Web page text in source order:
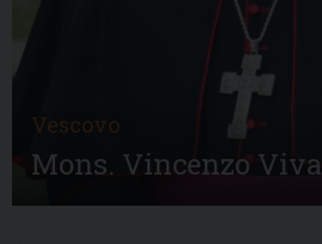
Vescovo
Mons. Vincenzo Viva